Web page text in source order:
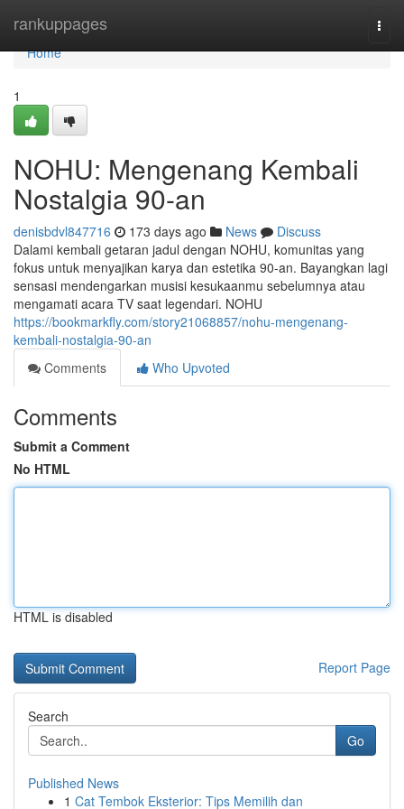
rankuppages
Home
Home
1
NOHU: Mengenang Kembali
Nostalgia 90-an
denisbdvl847716 173 days ago News
Discuss
Dalami kembali getaran jadul dengan NOHU, komunitas yang
fokus untuk menyajikan karya dan estetika 90-an. Bayangkan lagi
sensasi mendengarkan musisi kesukaanmu sebelumnya atau
mengamati acara TV saat legendari. NOHU
https://bookmarkfly.com/story21068857/nohu-mengenang-
kembali-nostalgia-90-an
Comments
Who Upvoted
Comments
Submit a Comment
No HTML
HTML is disabled
Report Page
Search
Go
Published News
1 Cat Tembok Eksterior: Tips Memilih dan